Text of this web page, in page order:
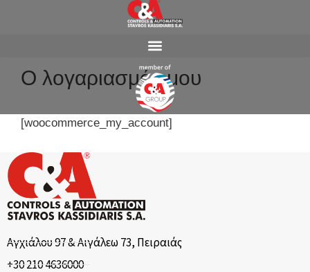
Ο λογαριασμός μου
[woocommerce_my_account]
Αγχιάλου 97 & Αιγάλεω 73, Πειραιάς
+30 210 4636000